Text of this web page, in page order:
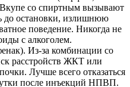
со спиртным вызывают
до остановки, излишнюю
поведение. Никогда не
с алкоголем.
Из-за комбинации со
расстройств ЖКТ или
Лучше всего отказаться
после инъекций НПВП.